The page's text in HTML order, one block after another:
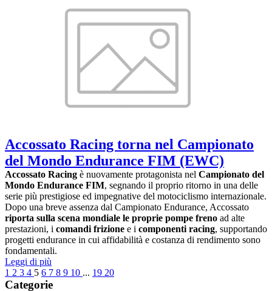
Accossato Racing torna nel Campionato
del Mondo Endurance FIM (EWC)
Accossato Racing è nuovamente protagonista nel Campionato del
Mondo Endurance FIM, segnando il proprio ritorno in una delle
serie più prestigiose ed impegnative del motociclismo internazionale.
Dopo una breve assenza dal Campionato Endurance, Accossato
riporta sulla scena mondiale le proprie pompe freno ad alte
prestazioni, i comandi frizione e i componenti racing, supportando
progetti endurance in cui affidabilità e costanza di rendimento sono
fondamentali.
Leggi di più
1 2 3 4 5 6 7 8 9 10 ... 19 20
Categorie